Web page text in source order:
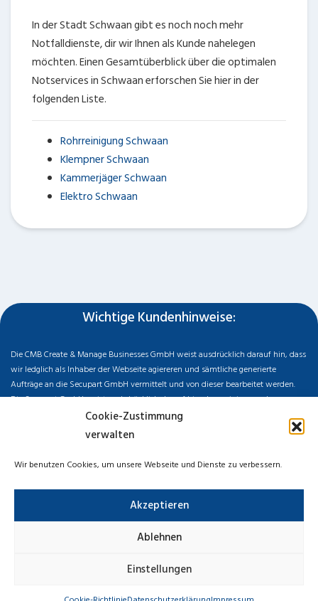
Cookie-Zustimmung
verwalten
Wir benutzen Cookies, um unsere Webseite und Dienste zu verbessern.
Akzeptieren
Ablehnen
Einstellungen
In der Stadt Schwaan gibt es noch noch mehr
Notfalldienste, dir wir Ihnen als Kunde nahelegen
möchten. Einen Gesamtüberblick über die optimalen
Notservices in Schwaan erforschen Sie hier in der
folgenden Liste.
Rohrreinigung Schwaan
Klempner Schwaan
Kammerjäger Schwaan
Elektro Schwaan
Wichtige Kundenhinweise:
Die CMB Create & Manage Businesses GmbH weist ausdrücklich darauf hin, dass
wir ledglich als Inhaber der Webseite agiereren und sämtliche generierte
Aufträge an die Secupart GmbH vermittelt und von dieser bearbeitet werden.
Die Secupart GmbH weist nachdrücklich darauf hin, dass wir in manchen
Ortschaften keine Zweigstelle haben, sondern die gewünschten Services als
mobiler Dienstleister zu unserem fairen Ortstarif bieten. Neben eigenen
zusammen, an die wir den Auftrag dann weiter vermitteln. Im Falle eines
der Fremdfirmen haften. Haftungsansprüche sind direkt gegenüber der
Kooperationsfirma vor Ort zu stellen und nicht an uns zu richten. Entnehmen Sie
die Daten und die Preise des Partners bitte dem Auftragsformular, welches Sie
Datenschutzerklärung